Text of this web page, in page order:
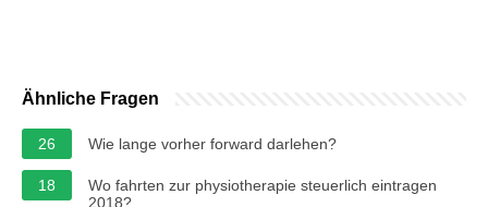
Ähnliche Fragen
26 Wie lange vorher forward darlehen?
18
Wo fahrten zur physiotherapie steuerlich eintragen
2018?